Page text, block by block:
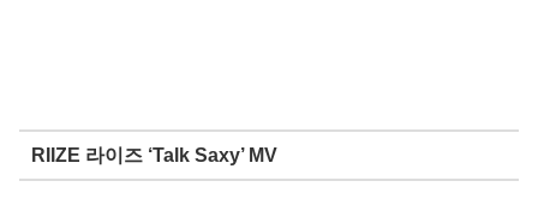
RIIZE 라이즈 ‘Talk Saxy’ MV